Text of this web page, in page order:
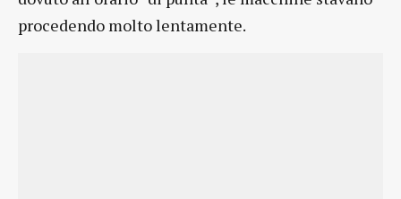
procedendo molto lentamente.